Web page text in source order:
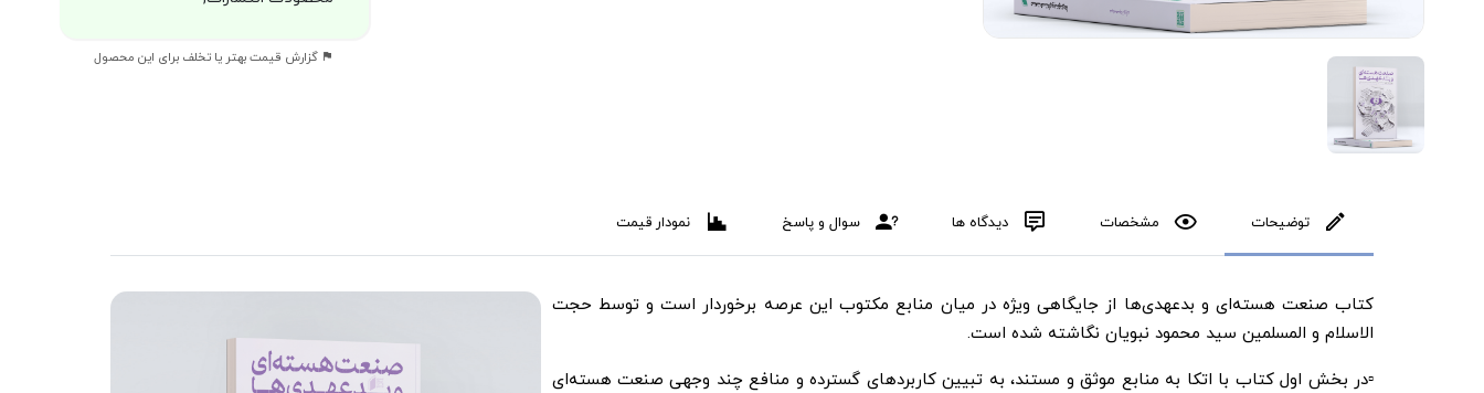
گزارش قیمت بهتر یا تخلف برای این محصول
توضیحات مشخصات دیدگاه ها سوال و پاسخ نمودار قیمت
کتاب صنعت هسته‌ای و بدعهدی‌ها از جایگاهی ویژه در میان منابع مکتوب این عرصه برخوردار است و توسط حجت
الاسلام و المسلمین سید محمود نبویان نگاشته شده است.
▫️در بخش اول کتاب با اتکا به منابع موثق و مستند، به تبیین کاربردهای گسترده و منافع چند وجهی صنعت هسته‌ای